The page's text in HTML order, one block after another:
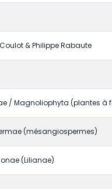
Coulot & Philippe Rabaute
/ Magnoliophyta (plantes à
(mésangiospermes)
(Lilianae)